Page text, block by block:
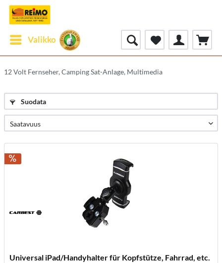
Valikko
12 Volt Fernseher, Camping Sat-Anlage, Multimedia
Suodata
Universal iPad/Handyhalter für Kopfstütze, Fahrrad, etc.